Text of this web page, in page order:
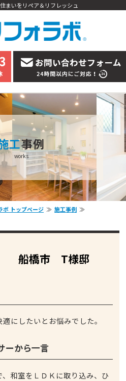
まいをリペア＆リフレッシュ
工事例
works
ボ トップページ
施工事例
船橋市 T様邸
にしたいとお悩みでした。
ーから一言
和室をＬＤＫに取り込み、ひ